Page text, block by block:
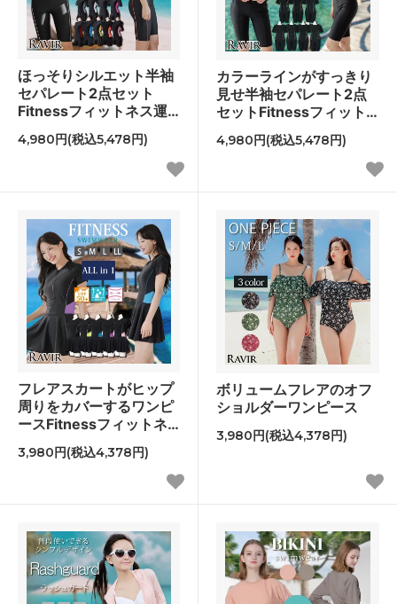
ほっそりシルエット半袖
セパレート2点セット
Fitnessフィットネス運
4,980円(税込5,478円)
カラーラインがすっきり
見せ半袖セパレート2点
セットFitnessフィット
4,980円(税込5,478円)
フレアスカートがヒップ
周りをカバーするワンピ
ースFitnessフィットネ
3,980円(税込4,378円)
ボリュームフレアのオフ
ショルダーワンピース
3,980円(税込4,378円)